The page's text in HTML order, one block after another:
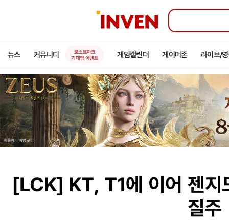
인
뉴스 커뮤니티
로스트아크
기대평 이벤트
게임캘린더 게이머존 라이브/
[LCK] KT, T1에 이어 젠지
질주